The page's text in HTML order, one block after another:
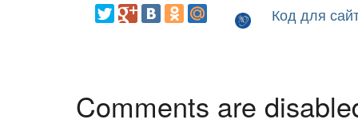
Код для
Comments are